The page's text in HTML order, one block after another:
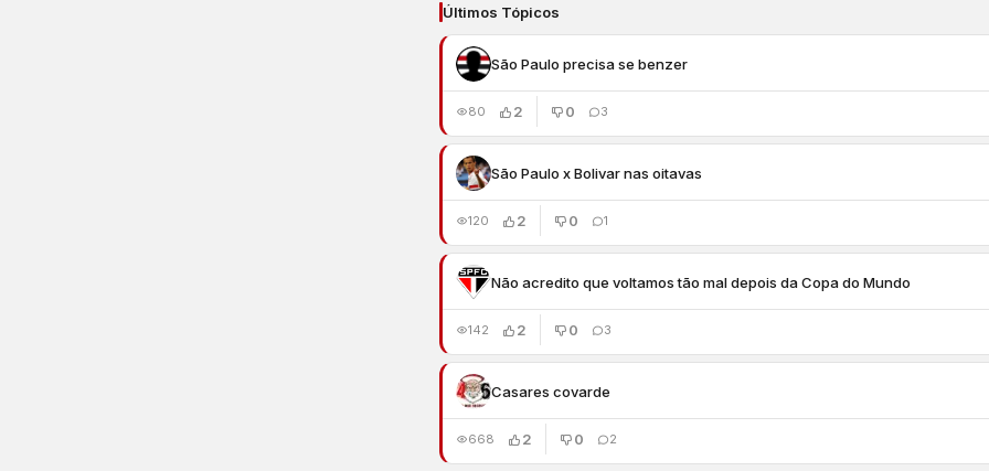
Últimos Tópicos
São Paulo precisa se benzer
80 2 0 3
São Paulo x Bolivar nas oitavas
120 2 0 1
Não acredito que voltamos tão mal depois da Copa do Mundo
142 2 0 3
Casares covarde
668 2 0 2